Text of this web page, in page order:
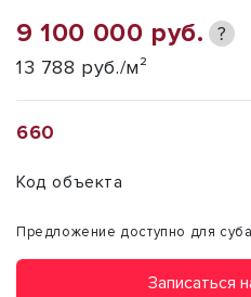
9 100 000 руб. ?
13 788 руб./м²
660
Код объекта
Предложение доступно для
Записаться